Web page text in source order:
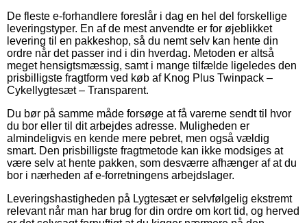
De fleste e-forhandlere foreslår i dag en hel del forskellige
leveringstyper. En af de mest anvendte er for øjeblikket
levering til en pakkeshop, så du nemt selv kan hente din
ordre når det passer ind i din hverdag. Metoden er altså
meget hensigtsmæssig, samt i mange tilfælde ligeledes den
prisbilligste fragtform ved køb af Knog Plus Twinpack –
Cykellygtesæt – Transparent.
Du bør på samme måde forsøge at få varerne sendt til hvor
du bor eller til dit arbejdes adresse. Muligheden er
almindeligvis en kende mere pebret, men også vældig
smart. Den prisbilligste fragtmetode kan ikke modsiges at
være selv at hente pakken, som desværre afhænger af at du
bor i nærheden af e-forretningens arbejdslager.
Leveringshastigheden på Lygtesæt er selvfølgelig ekstremt
relevant når man har brug for din ordre om kort tid, og herved